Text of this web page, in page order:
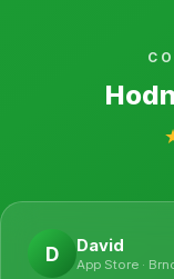
D David
App Store ·